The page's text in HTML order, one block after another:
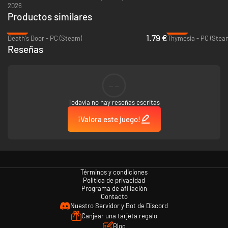
Una gran variedad de enemigos, cada uno con su propio estilo de
Una banda sonora de heavy metal épica y original, con un punto
exótico y algo de electrónica.
Un homenaje sin complejos a la fantasía heroica de Robert E.
2026
Productos similares
Death's Door - PC (Steam)
1.79 €Thymesia - PC
Reseñas
Todavía no hay reseñas escritas
¡Valora este juego!
Términos y condiciones
Política de privacidad
Programa de afiliación
Contacto
Nuestro Servidor y Bot de Discord
Canjear una tarjeta regalo
Blog